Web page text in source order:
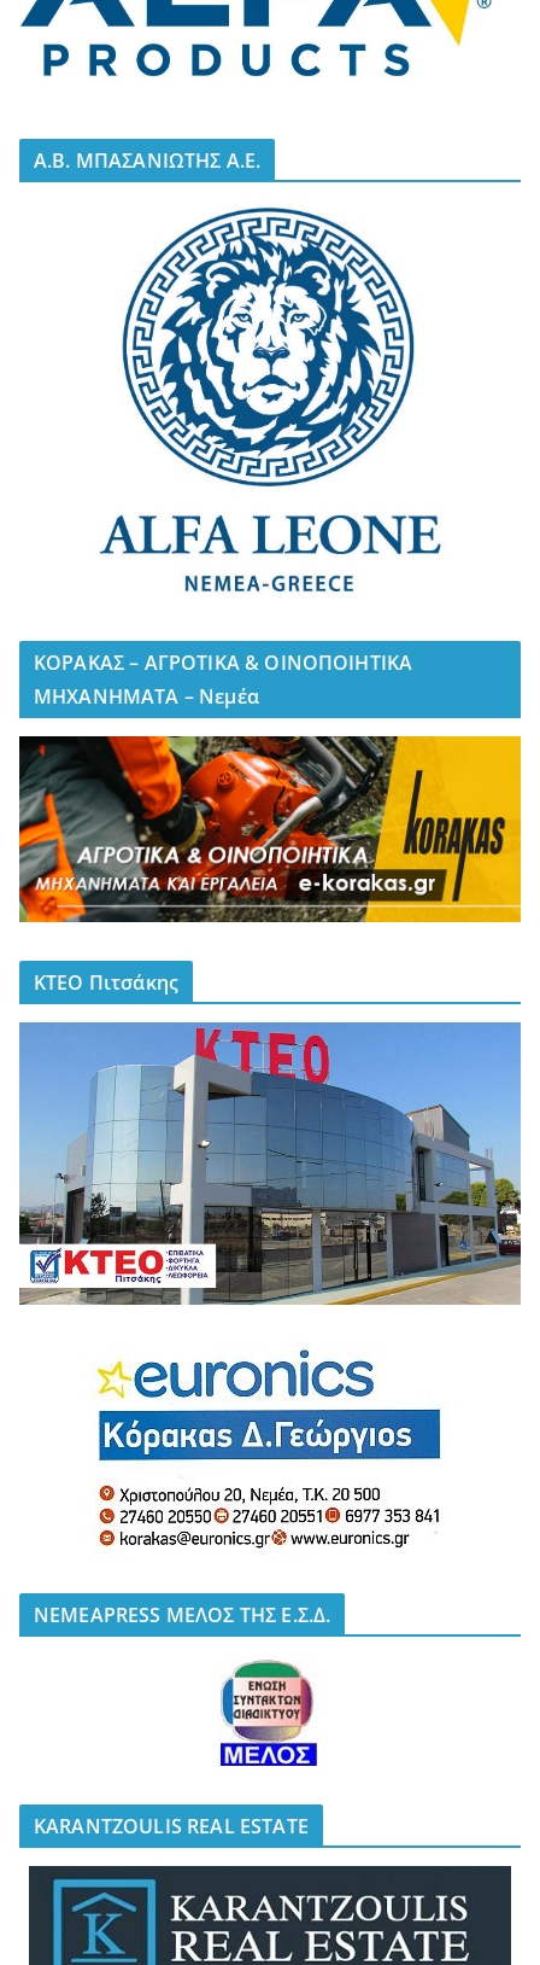
A.B. ΜΠΑΣΑΝΙΩΤΗΣ Α.Ε.
ΚΟΡΑΚΑΣ – ΑΓΡΟΤΙΚΑ & ΟΙΝΟΠΟΙΗΤΙΚΑ
ΜΗΧΑΝΗΜΑΤΑ – Νεμέα
ΚΤΕΟ Πιτσάκης
NEMEAPRESS ΜΕΛΟΣ ΤΗΣ Ε.Σ.Δ.
KARANTZOULIS REAL ESTATE